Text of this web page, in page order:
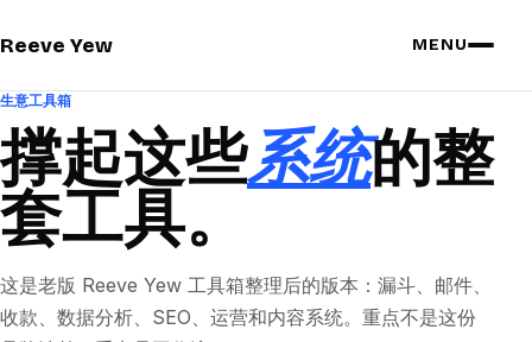
Reeve Yew MENU
生意工具箱
撑起这些系统的整
套工具。
这是老版 Reeve Yew 工具箱整理后的版本：漏斗、邮件、
收款、数据分析、SEO、运营和内容系统。重点不是这份